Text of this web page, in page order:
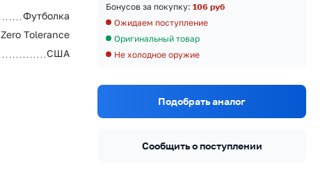
Футболка
Zero Tolerance
США
Бонусов за покупку: 106 руб
Ожидаем поступление
Оригинальный товар
Не холодное оружие
Подобрать аналог
Сообщить о поступлении